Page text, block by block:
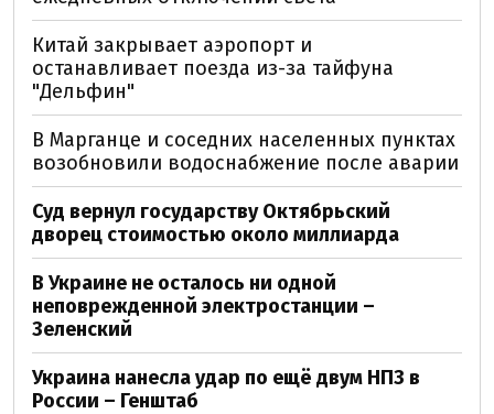
Китай закрывает аэропорт и
останавливает поезда из-за тайфуна
"Дельфин"
В Марганце и соседних населенных пунктах
возобновили водоснабжение после аварии
Суд вернул государству Октябрьский
дворец стоимостью около миллиарда
В Украине не осталось ни одной
неповрежденной электростанции –
Зеленский
Украина нанесла удар по ещё двум НПЗ в
России – Генштаб